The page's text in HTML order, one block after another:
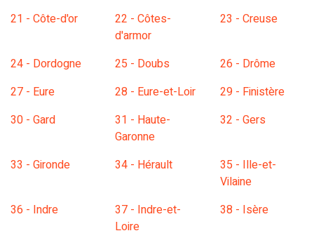
21 - Côte-d'or
22 - Côtes-
d'armor
23 - Creuse
24 - Dordogne 25 - Doubs
26 - Drôme
27 - Eure
28 - Eure-et-Loir
29 - Finistère
30 - Gard
31 - Haute-
Garonne
32 - Gers
33 - Gironde 34 - Hérault
35 - Ille-et-
Vilaine
36 - Indre
37 - Indre-et-
Loire
38 - Isère